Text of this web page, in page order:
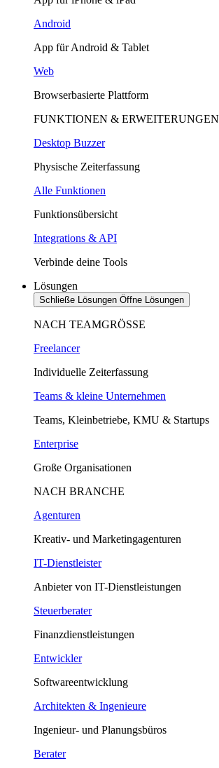
Android
App für Android & Tablet
Web
Browserbasierte Plattform
FUNKTIONEN & ERWEITERUNGEN
Desktop Buzzer
Physische Zeiterfassung
Alle Funktionen
Funktionsübersicht
Integrations & API
Verbinde deine Tools
Lösungen
Schließe Lösungen Öffne Lösungen
NACH TEAMGRÖSSE
Freelancer
Individuelle Zeiterfassung
Teams & kleine Unternehmen
Teams, Kleinbetriebe, KMU & Startups
Enterprise
Große Organisationen
NACH BRANCHE
Agenturen
Kreativ- und Marketingagenturen
IT-Dienstleister
Anbieter von IT-Dienstleistungen
Steuerberater
Finanzdienstleistungen
Entwickler
Softwareentwicklung
Architekten & Ingenieure
Ingenieur- und Planungsbüros
Berater